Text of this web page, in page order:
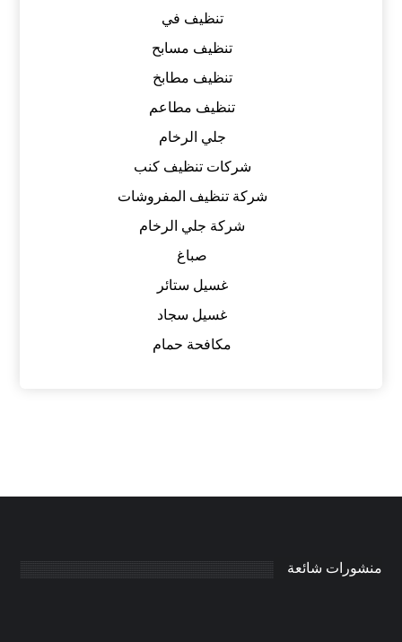
تنظيف في
تنظيف مسابح
تنظيف مطابخ
تنظيف مطاعم
جلي الرخام
شركات تنظيف كنب
شركة تنظيف المفروشات
شركة جلي الرخام
صباغ
غسيل ستائر
غسيل سجاد
مكافحة حمام
منشورات شائعة